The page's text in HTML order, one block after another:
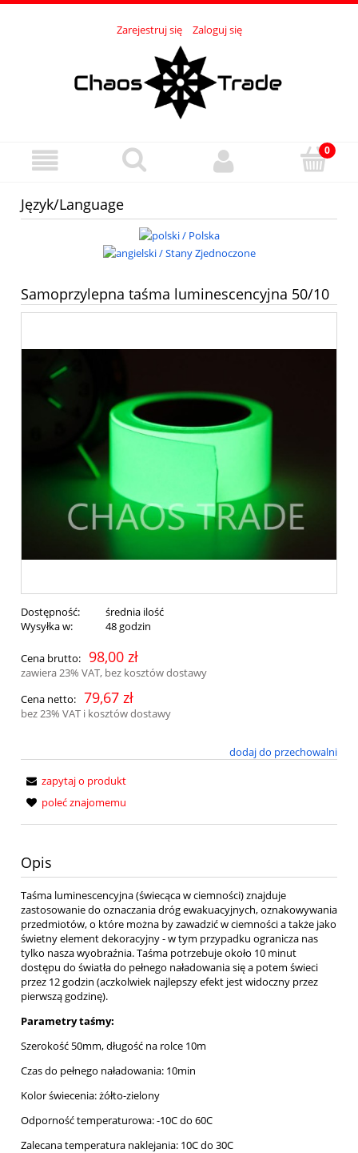
Zarejestruj się Zaloguj się
Język/Language
Samoprzylepna taśma luminescencyjna 50/10
Dostępność:
średnia ilość
Wysyłka w:
48 godzin
Cena brutto: 98,00 zł
zawiera 23% VAT, bez kosztów dostawy
Cena netto: 79,67 zł
bez 23% VAT i kosztów dostawy
dodaj do przechowalni
zapytaj o produkt
poleć znajomemu
Opis
Taśma luminescencyjna (świecąca w ciemności) znajduje
zastosowanie do oznaczania dróg ewakuacyjnych, oznakowywania
przedmiotów, o które można by zawadzić w ciemności a także jako
świetny element dekoracyjny - w tym przypadku ogranicza nas
tylko nasza wyobraźnia. Taśma potrzebuje około 10 minut
dostępu do światła do pełnego naładowania się a potem świeci
przez 12 godzin (aczkolwiek najlepszy efekt jest widoczny przez
pierwszą godzinę).
Parametry taśmy:
Szerokość 50mm, długość na rolce 10m
Czas do pełnego naładowania: 10min
Kolor świecenia: żółto-zielony
Odporność temperaturowa: -10C do 60C
Zalecana temperatura naklejania: 10C do 30C